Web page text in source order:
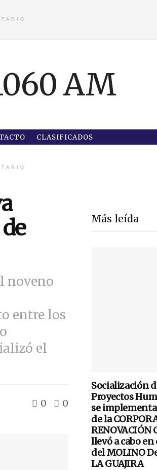
CLASIFICADOS
noveno
entre los
el
0 0
Más leída
Socialización
Proyectos
se
de la
RENOVACIÓN
llevó a cabo
del MOLINO
LA GUAJIRA